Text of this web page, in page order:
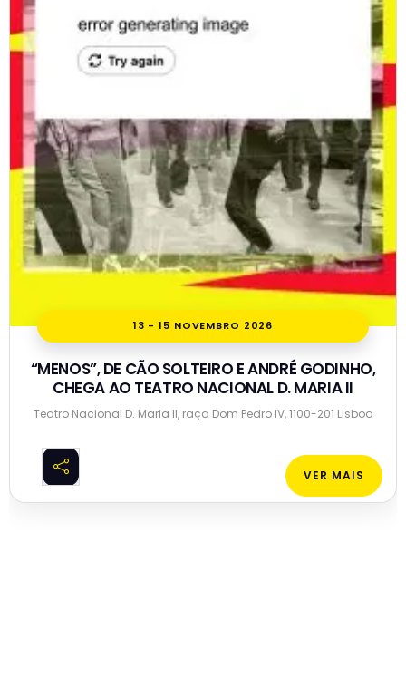
13 - 15 NOVEMBRO 2026
“MENOS”, DE CÃO SOLTEIRO E ANDRÉ GODINHO,
CHEGA AO TEATRO NACIONAL D. MARIA II
Teatro Nacional D. Maria II, raça Dom Pedro IV, 1100-201 Lisboa
VER MAIS